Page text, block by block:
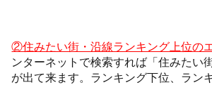
②住みたい街・沿線ランキング上位の
ンターネットで検索すれば「住みたい
が出て来ます。ランキング下位、ラン